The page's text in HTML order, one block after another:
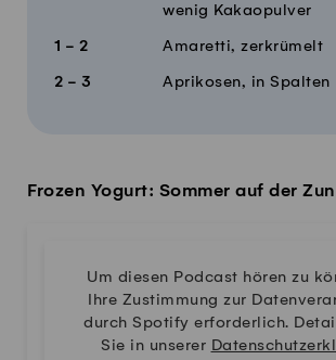
wenig Kakaopulver
1 - 2 Amaretti, zerkrümelt
2 - 3 Aprikosen, in Spalten
Frozen Yogurt: Sommer auf der
Um diesen Podcast hören zu
Ihre Zustimmung zur
durch Spotify erforderlich.
Sie in unserer